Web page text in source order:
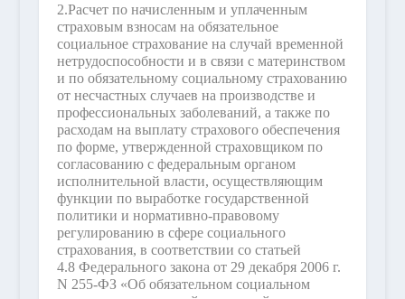
2.Расчет по начисленным и уплаченным
страховым взносам на обязательное
социальное страхование на случай временной
нетрудоспособности и в связи с материнством
и по обязательному социальному страхованию
от несчастных случаев на производстве и
профессиональных заболеваний, а также по
расходам на выплату страхового обеспечения
по форме, утвержденной страховщиком по
согласованию с федеральным органом
исполнительной власти, осуществляющим
функции по выработке государственной
политики и нормативно-правовому
регулированию в сфере социального
страхования, в соответствии со статьей
4.8 Федерального закона от 29 декабря 2006 г.
N 255-ФЗ «Об обязательном социальном